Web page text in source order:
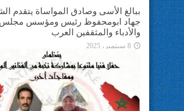
ببالغ الأسى وصادق المواساة يتقدم
جهاد ابومحفوظ رئيس ومؤسس مجلس
والأدباء والمثقفين العرب
8 سبتمبر، 2025